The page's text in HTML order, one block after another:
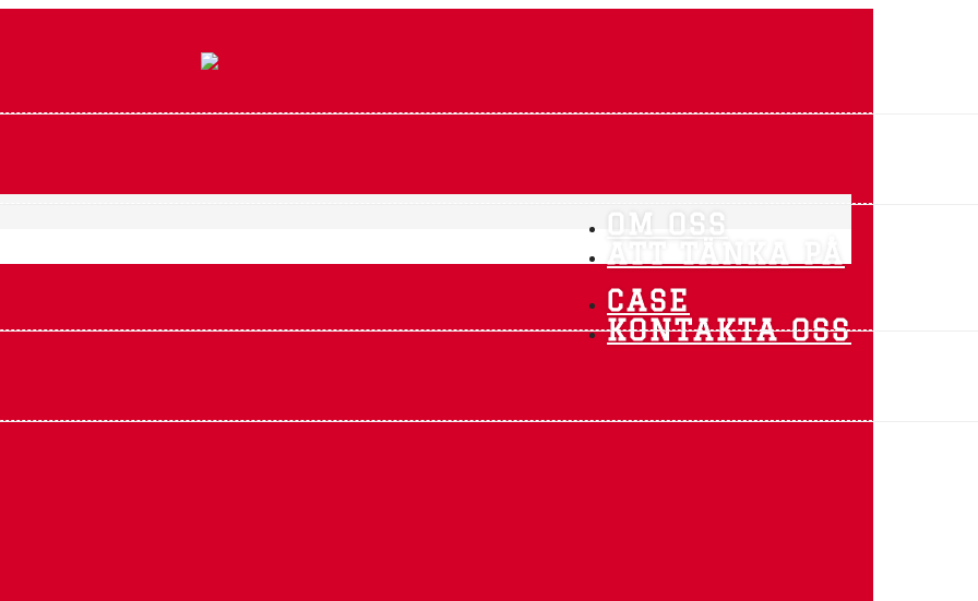
OM OSS
ATT TÄNKA PÅ
CASE
KONTAKTA OSS